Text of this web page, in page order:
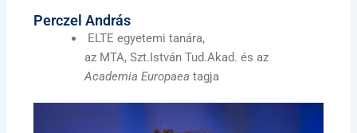
Perczel András
ELTE egyetemi tanára,
az MTA, Szt.István Tud.Akad. és az
Academia Europaea tagja